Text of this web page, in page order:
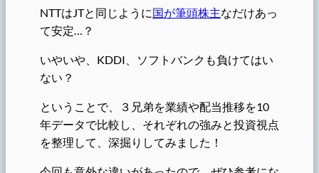
NTTはJTと同じように国が筆頭株主なだけあっ
て安定…？
いやいや、KDDI、ソフトバンクも負けてはい
ない？
ということで、３兄弟を業績や配当推移を10
年データで比較し、それぞれの強みと投資視点
を整理して、深掘りしてみました！